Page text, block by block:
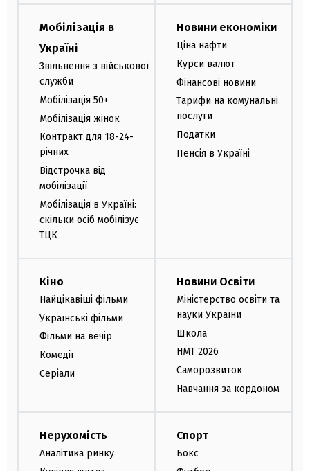
Мобілізація в
Україні
Звільнення з військової
служби
Мобілізація 50+
Мобілізація жінок
Контракт для 18-24-
річних
Відстрочка від
мобілізації
Мобілізація в Україні:
скільки осіб мобілізує
ТЦК
Новини економіки
Ціна нафти
Курси валют
Фінансові новини
Тарифи на комунальні
послуги
Податки
Пенсія в Україні
Кіно
Найцікавіші фільми
Українські фільми
Фільми на вечір
Комедії
Серіали
Новини Освіти
Міністерство освіти та
науки України
Школа
НМТ 2026
Саморозвиток
Навчання за кордоном
Нерухомість
Аналітика ринку
Спорт
Бокс